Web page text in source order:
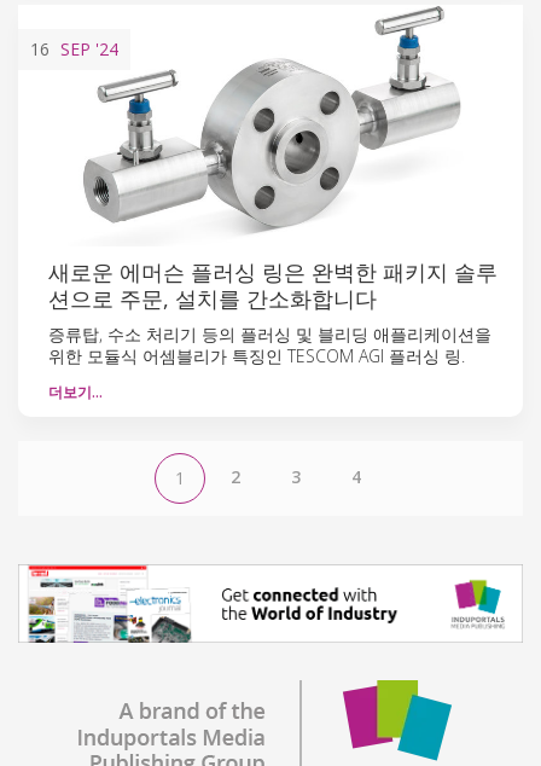
16 SEP '24
새로운 에머슨 플러싱 링은 완벽한 패키지 솔루
션으로 주문, 설치를 간소화합니다
증류탑, 수소 처리기 등의 플러싱 및 블리딩 애플리케이션을
위한 모듈식 어셈블리가 특징인 TESCOM AGI 플러싱 링.
더보기…
1 2 3 4